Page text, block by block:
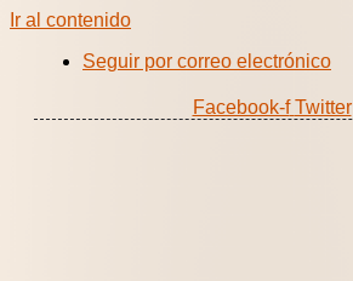
Ir al contenido
Seguir por correo electrónico
Facebook-f Twitter